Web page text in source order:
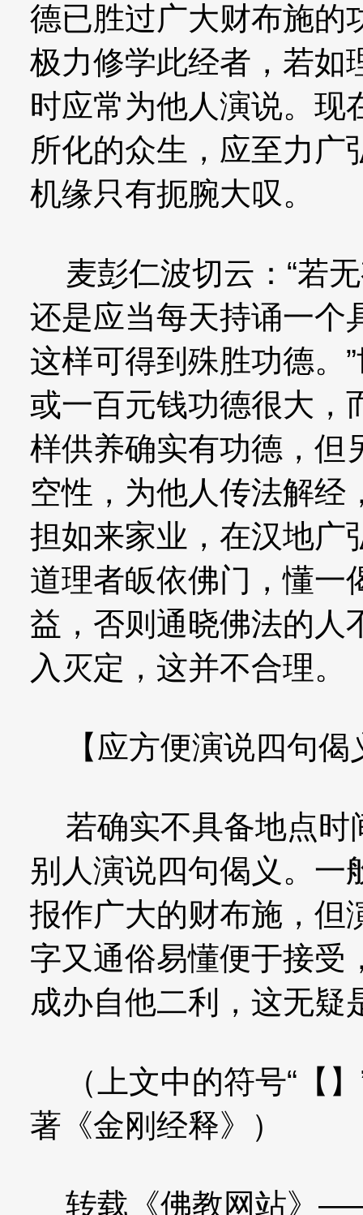
德已胜过广大财布施的
极力修学此经者，若如
时应常为他人演说。现
所化的众生，应至力广
机缘只有扼腕大叹。
麦彭仁波切云：“若
还是应当每天持诵一个
这样可得到殊胜功德。
或一百元钱功德很大，
样供养确实有功德，但
空性，为他人传法解经
担如来家业，在汉地广
道理者皈依佛门，懂一
益，否则通晓佛法的人
入灭定，这并不合理。
【应方便演说四句偈
若确实不具备地点时
别人演说四句偈义。一
报作广大的财布施，但
字又通俗易懂便于接受
成办自他二利，这无疑
（上文中的符号“【
著《金刚经释》）
转载《佛教网站》